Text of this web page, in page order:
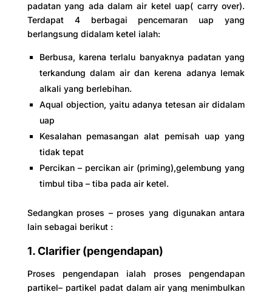
padatan yang ada dalam air ketel uap( carry over).
Terdapat 4 berbagai pencemaran uap yang
berlangsung didalam ketel ialah:
Berbusa, karena terlalu banyaknya padatan yang
terkandung dalam air dan kerena adanya lemak
alkali yang berlebihan.
Aqual objection, yaitu adanya tetesan air didalam
uap
Kesalahan pemasangan alat pemisah uap yang
tidak tepat
Percikan – percikan air (priming),gelembung yang
timbul tiba – tiba pada air ketel.
Sedangkan proses – proses yang digunakan antara
lain sebagai berikut :
1. Clarifier (pengendapan)
Proses pengendapan ialah proses pengendapan
partikel– partikel padat dalam air yang menimbulkan